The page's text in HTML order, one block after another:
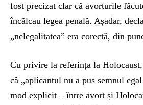
fost precizat clar că avorturile
încălcau legea penală. Așadar,
„nelegalitatea” era corectă, din
Cu privire la referința la
că „aplicantul nu a pus semnul
mod explicit – între avort și